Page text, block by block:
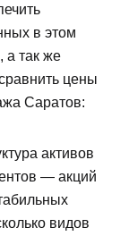
в этом
а так же
цены
Саратов:
активов
— акций
видов